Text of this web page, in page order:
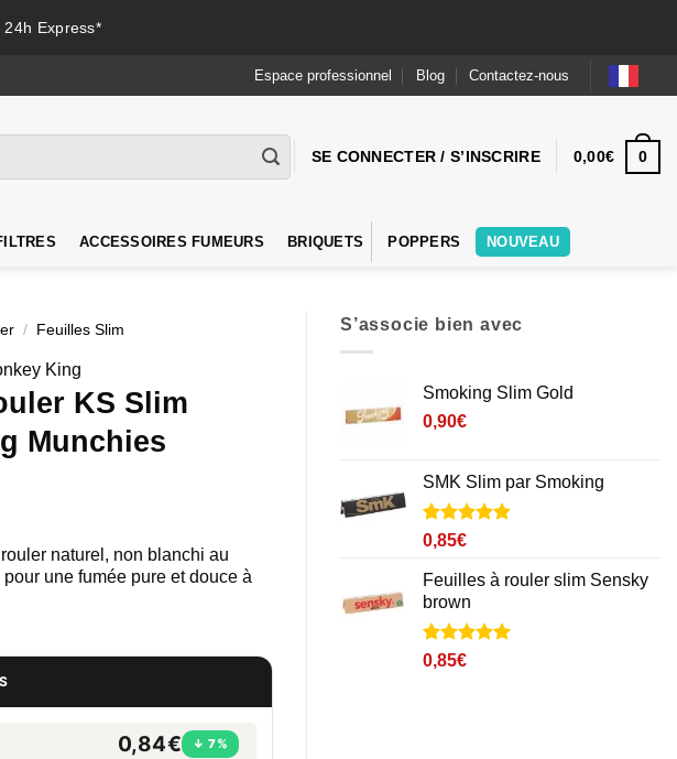
Express*
Espace professionnel Blog Contactez-nous
SE CONNECTER / S’INSCRIRE 0,00€ 0
ACCESSOIRES FUMEURS BRIQUETS POPPERS NOUVEAU
/ Feuilles Slim
King
KS Slim
Munchies
naturel, non blanchi au
une fumée pure et douce à
0,84€ ↓ 7%
S’associe bien avec
Smoking Slim Gold
0,90€
SMK Slim par Smoking
Noté4.8
sur 5 basé
sur
3
notations
client
0,85€
Feuilles à rouler slim Sensky
brown
Noté5
5 basé sur
1
0,85€